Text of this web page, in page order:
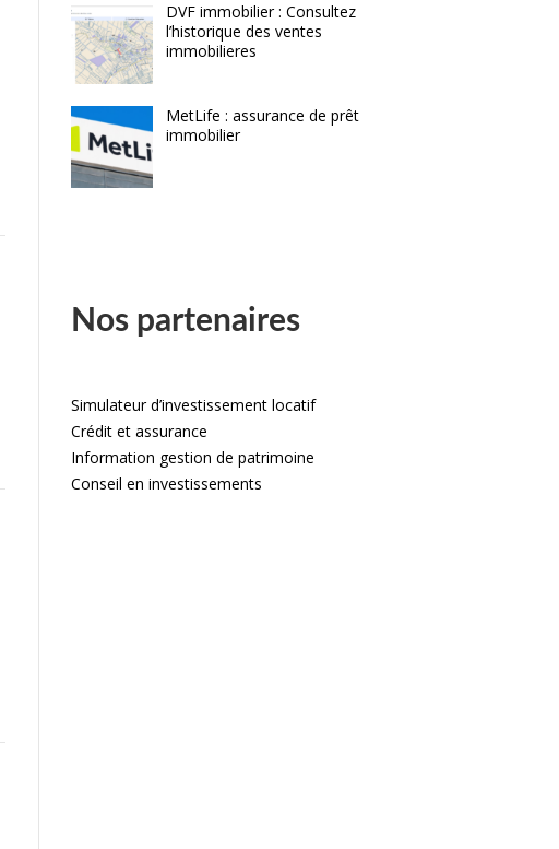
DVF immobilier : Consultez
l’historique des ventes
immobilieres
MetLife : assurance de prêt
immobilier
Nos partenaires
Simulateur d’investissement locatif
Crédit et assurance
Information gestion de patrimoine
Conseil en investissements